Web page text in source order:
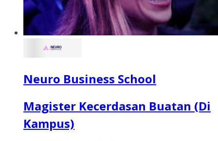
Neuro Business School
Magister Kecerdasan Buatan (Di
Kampus)